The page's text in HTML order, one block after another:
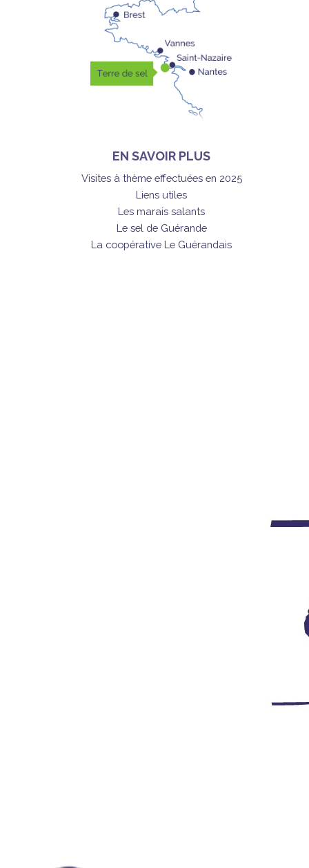
EN SAVOIR PLUS
Visites à thème effectuées en 2025
Liens utiles
Les marais salants
Le sel de Guérande
La coopérative Le Guérandais